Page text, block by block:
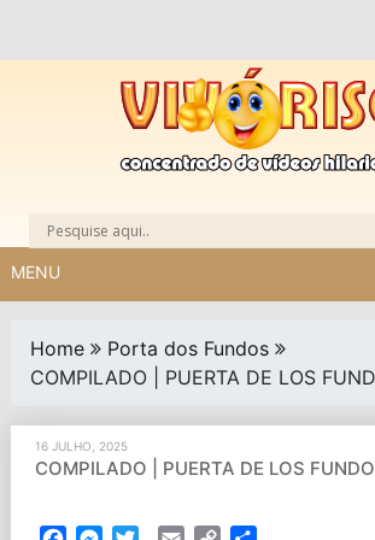
MENU
Home
Porta dos Fundos
COMPILADO | PUERTA DE LOS
16 JULHO, 2025
COMPILADO | PUERTA DE LOS